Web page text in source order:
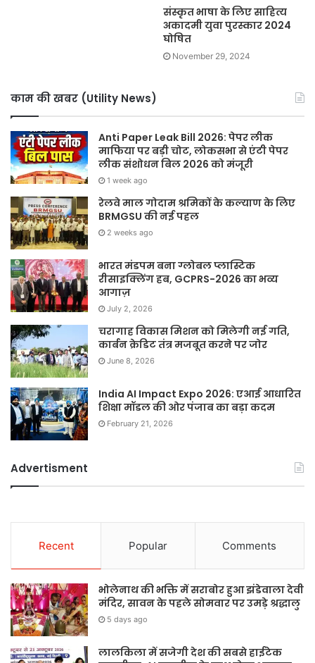
संस्कृत भाषा के लिए साहित्य
अकादमी युवा पुरस्कार 2024
घोषित
November 29, 2024
काम की खबर (Utility News)
Anti Paper Leak Bill 2026: पेपर लीक
माफिया पर बड़ी चोट, लोकसभा से एंटी पेपर
लीक संशोधन बिल 2026 को मंजूरी
1 week ago
रेलवे माल गोदाम श्रमिकों के कल्याण के लिए
BRMGSU की नई पहल
2 weeks ago
भारत मंडपम बना ग्लोबल प्लास्टिक
रीसाइक्लिंग हब, GCPRS-2026 का भव्य
आगाज़
July 2, 2026
चरागाह विकास मिशन को मिलेगी नई गति,
कार्बन क्रेडिट तंत्र मजबूत करने पर जोर
June 8, 2026
India AI Impact Expo 2026: एआई आधारित
शिक्षा मॉडल की ओर पंजाब का बड़ा कदम
February 21, 2026
Advertisment
Recent Popular Comments
भोलेनाथ की भक्ति में सराबोर हुआ झंडेवाला देवी
मंदिर, सावन के पहले सोमवार पर उमड़े श्रद्धालु
5 days ago
लालकिला में सजेगी देश की सबसे हाईटेक